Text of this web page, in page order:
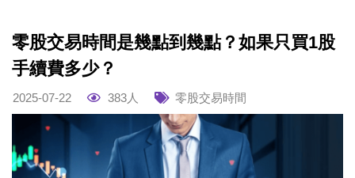
零股交易時間是幾點到幾點？如果只買1股
手續費多少？
2025-07-22 383人 零股交易時間